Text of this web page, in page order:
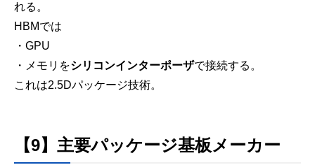
れる。
HBMでは
・GPU
・メモリをシリコンインターポーザで接続する。
これは2.5Dパッケージ技術。
【9】主要パッケージ基板メーカー